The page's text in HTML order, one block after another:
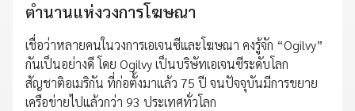
ตำนานแห่งวงการโฆษณา
เชื่อว่าหลายคนในวงการเอเจนซีและโฆษณา คงรู้จัก “Ogilvy”
กันเป็นอย่างดี โดย Ogilvy เป็นบริษัทเอเจนซีระดับโลก
สัญชาติอเมริกัน ที่ก่อตั้งมาแล้ว 75 ปี จนปัจจุบันมีการขยาย
เครือข่ายไปแล้วกว่า 93 ประเทศทั่วโลก